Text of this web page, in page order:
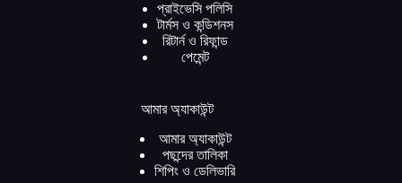
প্রাইভেসি পলিসি
টার্মস ও কন্ডিশনস
রিটার্ন ও রিফান্ড
পেমেন্ট
আমার অ্যাকাউন্ট
আমার অ্যাকাউন্ট
পছন্দের তালিকা
শিপিং ও ডেলিভারি